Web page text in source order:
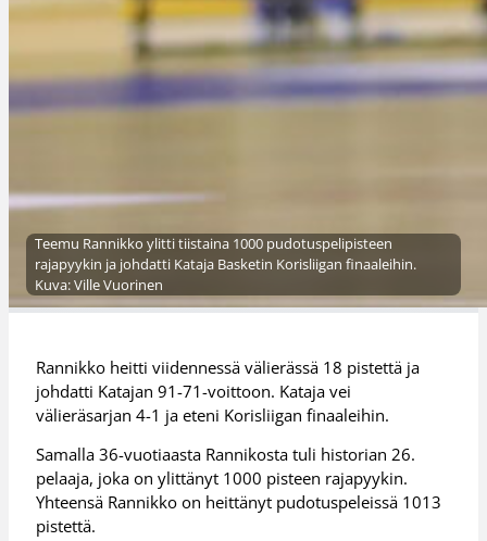
Teemu Rannikko ylitti tiistaina 1000 pudotuspelipisteen
rajapyykin ja johdatti Kataja Basketin Korisliigan finaaleihin.
Kuva: Ville Vuorinen
Rannikko heitti viidennessä välierässä 18 pistettä ja
johdatti Katajan 91-71-voittoon. Kataja vei
välieräsarjan 4-1 ja eteni Korisliigan finaaleihin.
Samalla 36-vuotiaasta Rannikosta tuli historian 26.
pelaaja, joka on ylittänyt 1000 pisteen rajapyykin.
Yhteensä Rannikko on heittänyt pudotuspeleissä 1013
pistettä.